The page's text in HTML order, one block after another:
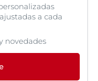
a cada
novedades